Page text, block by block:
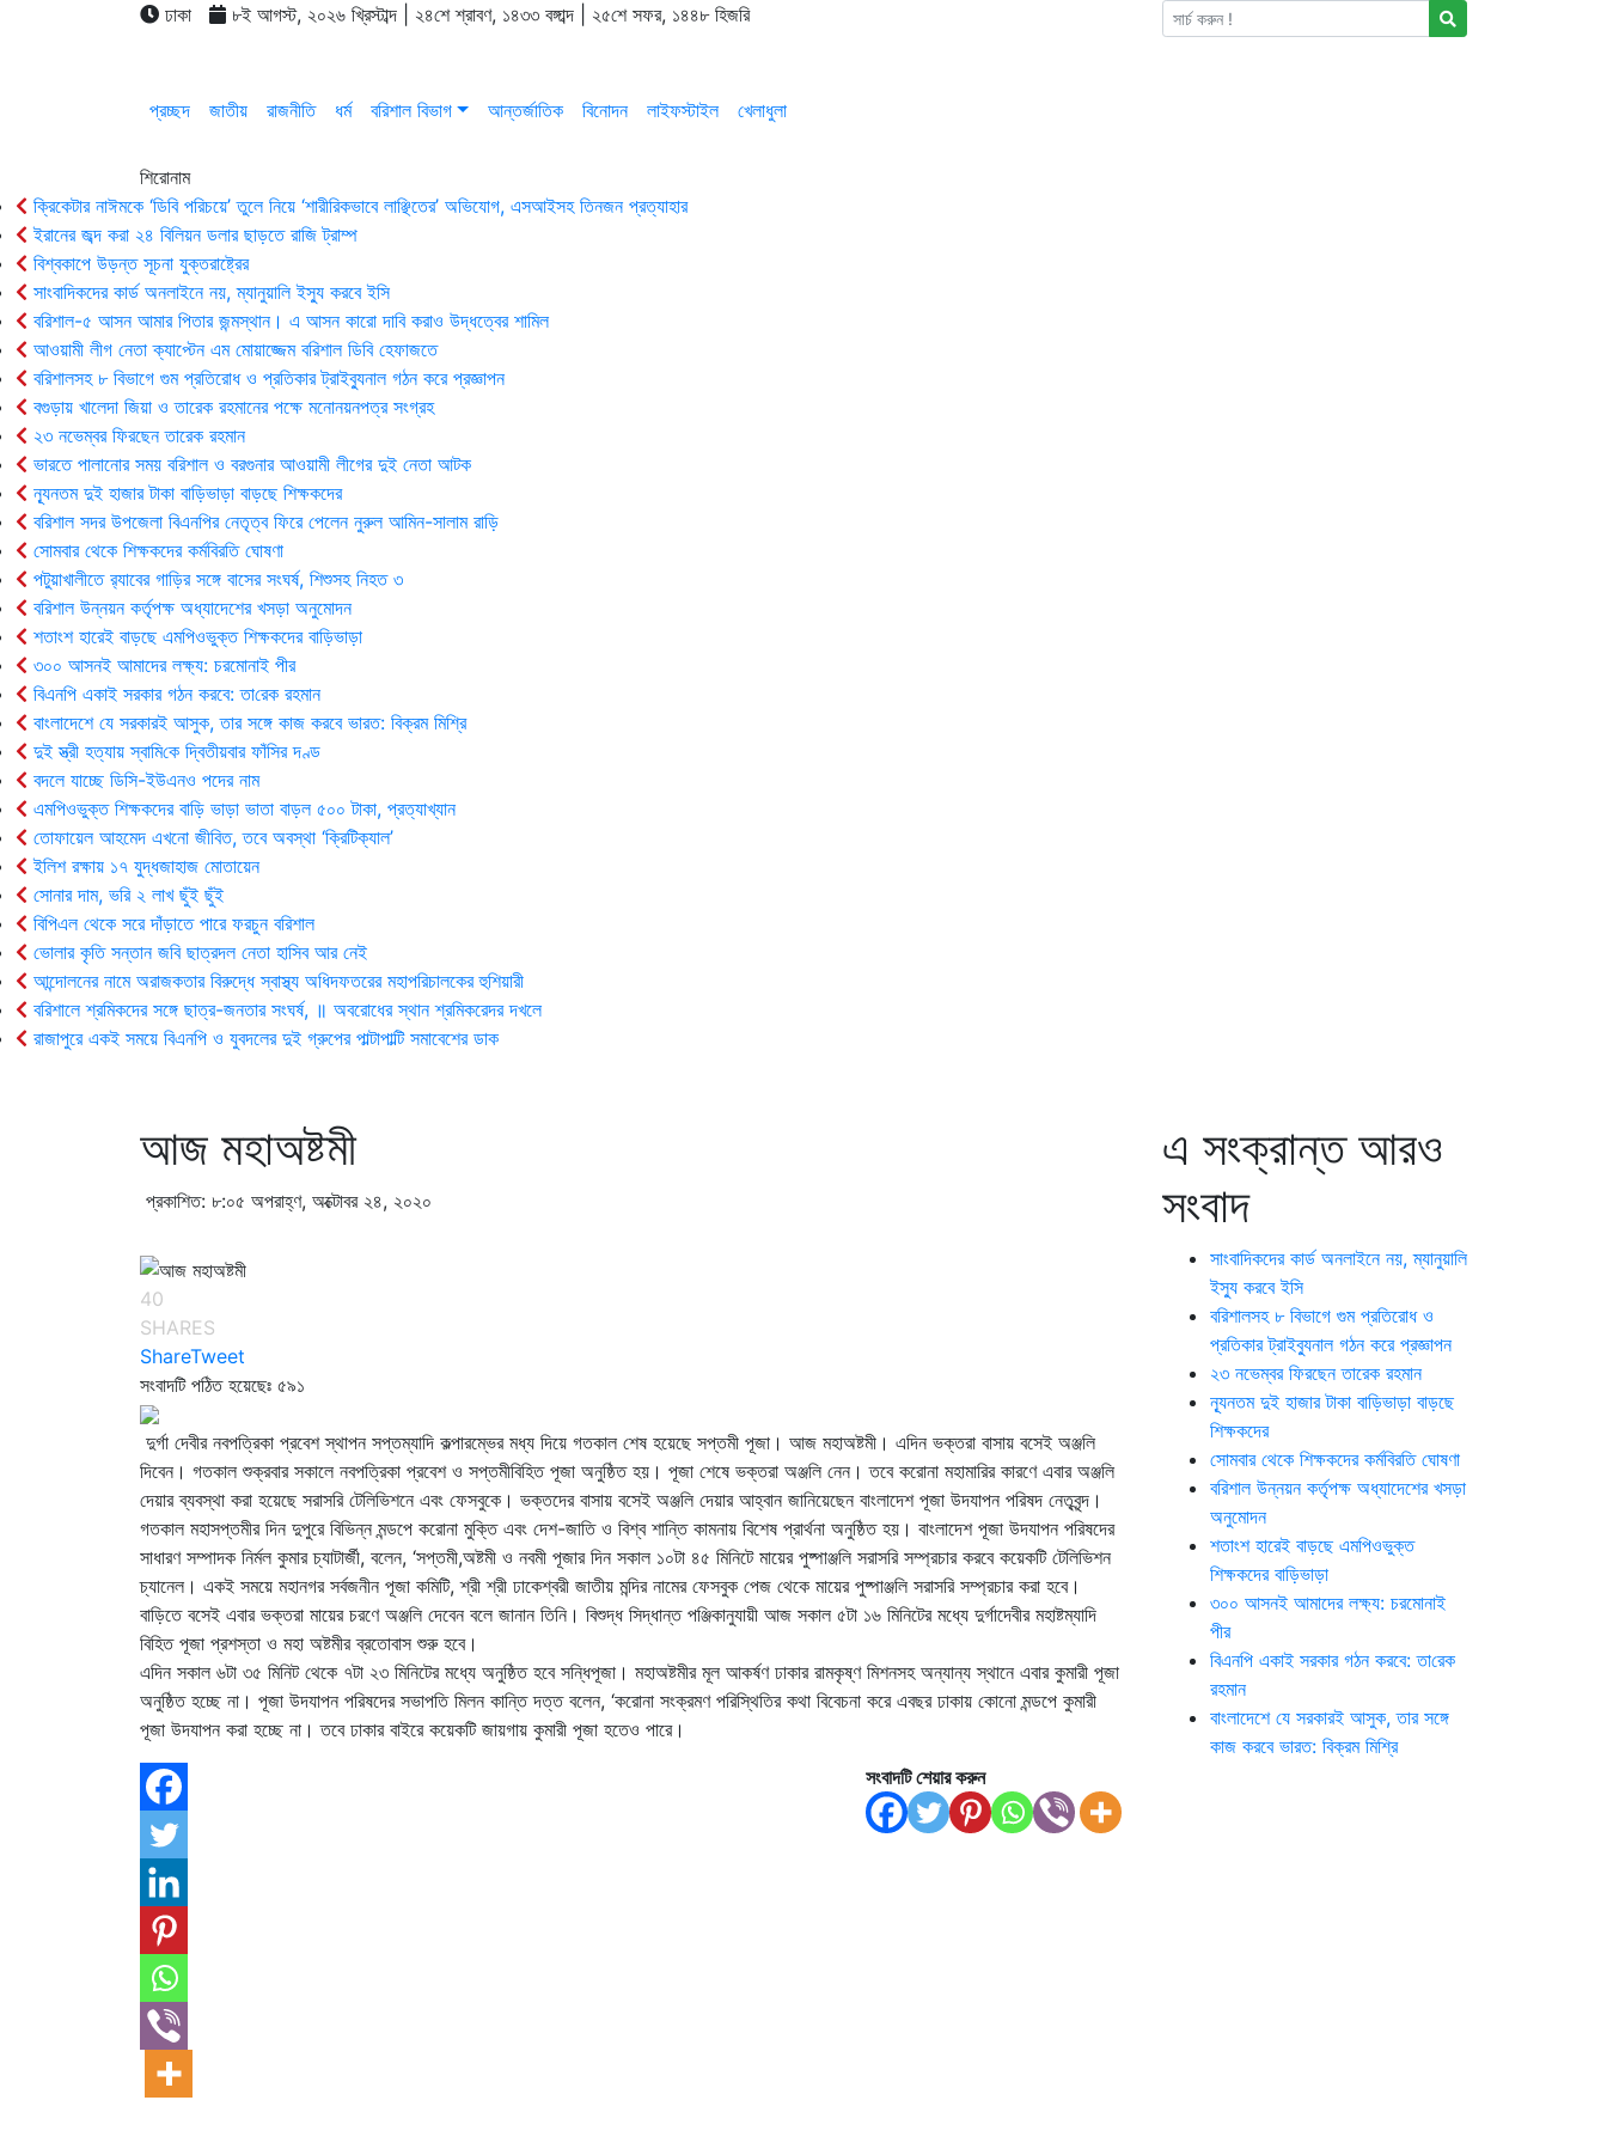
ঢাকা ৮ই আগস্ট, ২০২৬ খ্রিস্টাব্দ | ২৪শে শ্রাবণ, ১৪৩৩ বঙ্গাব্দ | ২৫শে সফর, ১৪৪৮ হিজরি
প্রচ্ছদ জাতীয় রাজনীতি ধর্ম বরিশাল বিভাগ আন্তর্জাতিক বিনোদন লাইফস্টাইল খেলাধুলা
শিরোনাম
ক্রিকেটার নাঈমকে ‘ডিবি পরিচয়ে’ তুলে নিয়ে ‘শারীরিকভাবে লাঞ্ছিতের’ অভিযোগ, এসআইসহ তিনজন প্রত্যাহার
ইরানের জব্দ করা ২৪ বিলিয়ন ডলার ছাড়তে রাজি ট্রাম্প
বিশ্বকাপে উড়ন্ত সূচনা যুক্তরাষ্ট্রের
সাংবাদিকদের কার্ড অনলাইনে নয়, ম্যানুয়ালি ইস্যু করবে ইসি
বরিশাল-৫ আসন আমার পিতার জন্মস্থান। এ আসন কারো দাবি করাও উদ্ধত্বের শামিল
আওয়ামী লীগ নেতা ক্যাপ্টেন এম মোয়াজ্জেম বরিশাল ডিবি হেফাজতে
বরিশালসহ ৮ বিভাগে গুম প্রতিরোধ ও প্রতিকার ট্রাইব্যুনাল গঠন করে প্রজ্ঞাপন
বগুড়ায় খালেদা জিয়া ও তারেক রহমানের পক্ষে মনোনয়নপত্র সংগ্রহ
২৩ নভেম্বর ফিরছেন তারেক রহমান
ভারতে পালানোর সময় ব‌রিশাল ও বরগুনার আওয়ামী লীগের দুই নেতা আটক
ন্যূনতম দুই হাজার টাকা বাড়িভাড়া বাড়ছে শিক্ষকদের
বরিশাল সদর উপজেলা বিএনপির নেতৃত্ব ফিরে পেলেন নুরুল আমিন-সালাম রাড়ি
সোমবার থেকে শিক্ষকদের কর্মবিরতি ঘোষণা
পটুয়াখালীতে র‍্যাবের গাড়ির সঙ্গে বাসের সংঘর্ষ, শিশুসহ নিহত ৩
বরিশাল উন্নয়ন কর্তৃপক্ষ অধ্যাদেশের খসড়া অনুমোদন
শতাংশ হারেই বাড়ছে এমপিওভুক্ত শিক্ষকদের বাড়িভাড়া
৩০০ আসনই আমাদের লক্ষ্য: চরমোনাই পীর
বিএনপি একাই সরকার গঠন করবে: তা‌রেক রহমান
বাংলাদেশে যে সরকারই আসুক, তার সঙ্গে কাজ করবে ভারত: বিক্রম মিশ্রি
দুই স্ত্রী হত্যায় স্বা‌মি‌কে দ্বিতীয়বার ফাঁসির দণ্ড
বদলে যাচ্ছে ডিসি-ইউএনও পদের নাম
এমপিওভুক্ত শিক্ষকদের বাড়ি ভাড়া ভাতা বাড়ল ৫০০ টাকা, প্রত্যাখ্যান
তোফায়েল আহমেদ এখনো জীবিত, তবে অবস্থা ‘ক্রিটিক্যাল’
ইলিশ রক্ষায় ১৭ যুদ্ধজাহাজ মোতায়েন
সোনার দাম, ভরি ২ লাখ ছুঁই ছুঁই
বিপিএল থেকে সরে দাঁড়াতে পারে ফরচুন বরিশাল
ভোলার কৃ‌তি সন্তান জবি ছাত্রদল নেতা হাসিব আর নেই
আন্দোলনের নামে অরাজকতার বিরুদ্ধে স্বাস্থ্য অধিদফতরের মহাপরিচালকের হুশিয়ারী
বরিশালে শ্রমিকদের সঙ্গে ছাত্র-জনতার সংঘর্ষ, ॥ অবরোধের স্থান শ্রমিকরেদর দখলে
রাজাপুরে একই সময়ে বিএনপি ও যুবদলের দুই গ্রুপের পাল্টাপাল্টি সমাবেশের ডাক
আজ মহাঅষ্টমী
প্রকাশিত: ৮:০৫ অপরাহ্ণ, অক্টোবর ২৪, ২০২০
40
SHARES
ShareTweet
সংবাদটি পঠিত হয়েছেঃ ৫৯১
দুর্গা দেবীর নবপত্রিকা প্রবেশ স্থাপন সপ্তম্যাদি কল্পারম্ভের মধ্য দিয়ে গতকাল শেষ হয়েছে সপ্তমী পূজা। আজ মহাঅষ্টমী। এদিন ভক্তরা বাসায় বসেই অঞ্জলি
দিবেন। গতকাল শুক্রবার সকালে নবপত্রিকা প্রবেশ ও সপ্তমীবিহিত পূজা অনুষ্ঠিত হয়। পূজা শেষে ভক্তরা অঞ্জলি নেন। তবে করোনা মহামারির কারণে এবার অঞ্জলি
দেয়ার ব্যবস্থা করা হয়েছে সরাসরি টেলিভিশনে এবং ফেসবুকে। ভক্তদের বাসায় বসেই অঞ্জলি দেয়ার আহ্বান জানিয়েছেন বাংলাদেশ পূজা উদযাপন পরিষদ নেতৃবৃন্দ।
গতকাল মহাসপ্তমীর দিন দুপুরে বিভিন্ন মন্ডপে করোনা মুক্তি এবং দেশ-জাতি ও বিশ্ব শান্তি কামনায় বিশেষ প্রার্থনা অনুষ্ঠিত হয়। বাংলাদেশ পূজা উদযাপন পরিষদের
সাধারণ সম্পাদক নির্মল কুমার চ্যাটার্জী, বলেন, ‘সপ্তমী,অষ্টমী ও নবমী পূজার দিন সকাল ১০টা ৪৫ মিনিটে মায়ের পুষ্পাঞ্জলি সরাসরি সম্প্রচার করবে কয়েকটি টেলিভিশন
চ্যানেল। একই সময়ে মহানগর সর্বজনীন পূজা কমিটি, শ্রী শ্রী ঢাকেশ্বরী জাতীয় মন্দির নামের ফেসবুক পেজ থেকে মায়ের পুষ্পাঞ্জলি সরাসরি সম্প্রচার করা হবে।
বাড়িতে বসেই এবার ভক্তরা মায়ের চরণে অঞ্জলি দেবেন বলে জানান তিনি। বিশুদ্ধ সিদ্ধান্ত পঞ্জিকানুযায়ী আজ সকাল ৫টা ১৬ মিনিটের মধ্যে দুর্গাদেবীর মহাষ্টম্যাদি
বিহিত পূজা প্রশস্তা ও মহা অষ্টমীর ব্রতোবাস শুরু হবে।
এদিন সকাল ৬টা ৩৫ মিনিট থেকে ৭টা ২৩ মিনিটের মধ্যে অনুষ্ঠিত হবে সন্ধিপূজা। মহাঅষ্টমীর মূল আকর্ষণ ঢাকার রামকৃষ্ণ মিশনসহ অন্যান্য স্থানে এবার কুমারী পূজা
অনুষ্ঠিত হচ্ছে না। পূজা উদযাপন পরিষদের সভাপতি মিলন কান্তি দত্ত বলেন, ‘করোনা সংক্রমণ পরিস্থিতির কথা বিবেচনা করে এবছর ঢাকায় কোনো মন্ডপে কুমারী
পূজা উদযাপন করা হচ্ছে না। তবে ঢাকার বাইরে কয়েকটি জায়গায় কুমারী পূজা হতেও পারে।
সংবাদটি শেয়ার করুন
এ সংক্রান্ত আরও
সংবাদ
সাংবাদিকদের কার্ড অনলাইনে নয়, ম্যানুয়ালি
ইস্যু করবে ইসি
বরিশালসহ ৮ বিভাগে গুম প্রতিরোধ ও
প্রতিকার ট্রাইব্যুনাল গঠন করে প্রজ্ঞাপন
২৩ নভেম্বর ফিরছেন তারেক রহমান
ন্যূনতম দুই হাজার টাকা বাড়িভাড়া বাড়ছে
শিক্ষকদের
সোমবার থেকে শিক্ষকদের কর্মবিরতি ঘোষণা
বরিশাল উন্নয়ন কর্তৃপক্ষ অধ্যাদেশের খসড়া
অনুমোদন
শতাংশ হারেই বাড়ছে এমপিওভুক্ত
শিক্ষকদের বাড়িভাড়া
৩০০ আসনই আমাদের লক্ষ্য: চরমোনাই
পীর
বিএনপি একাই সরকার গঠন করবে: তা‌রেক
রহমান
বাংলাদেশে যে সরকারই আসুক, তার সঙ্গে
কাজ করবে ভারত: বিক্রম মিশ্রি